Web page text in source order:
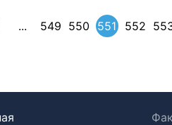
... 549 550 551 552